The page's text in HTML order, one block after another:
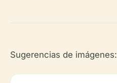
Sugerencias de imágenes: